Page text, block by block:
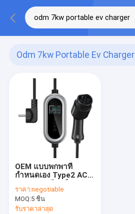
Odm 7kw Portable Ev Charger
OEM แบบพกพาที่
กำหนดเอง Type2 AC
รถยนต์ไฟฟ้า 16A
เครื่องชาร์จ EV แบบพก
พา
ราคา:negotiable
MOQ:5 ชิ้น
รับราคาล่าสุด